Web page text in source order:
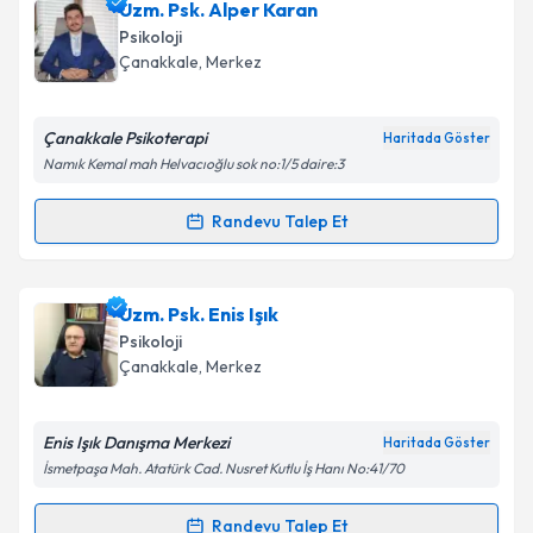
Psk. Nurten Tosuniçin randevu takvimi talebi
oluşturun. Size bu uzmandan randevu almanız için bir
takvim hazırlandığında e-posta ile bilgilendireceğiz.
Kişisel verilerimin işlenmesine ilişkin
Metni'ni okudum ve kişisel verilerimin belirtilen
Takvim Talebini Gönder
Uzm. Psk. Alper Karan
Psikoloji
Çanakkale, Merkez
Çanakkale Psikoterapi Haritada Göster
Namık Kemal mah Helvacıoğlu sok no:1/5 daire:3
Randevu Talep Et
Randevu Takvimi Talebi
Uzm. Psk. Alper Karaniçin randevu takvimi talebi
oluşturun. Size bu uzmandan randevu almanız için bir
takvim hazırlandığında e-posta ile bilgilendireceğiz.
Kişisel verilerimin işlenmesine ilişkin
Uzm. Psk. Enis Işık
Psikoloji
Çanakkale, Merkez
Enis Işık Danışma Merkezi Haritada Göster
İsmetpaşa Mah. Atatürk Cad. Nusret Kutlu İş Hanı No:41/70
Randevu Talep Et